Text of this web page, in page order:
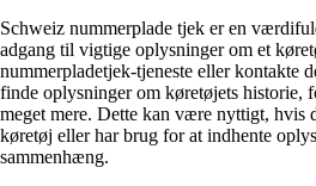
Schweiz nummerplade tjek er en
adgang til vigtige oplysninger om et
nummerpladetjek-tjeneste eller kontakte
finde oplysninger om køretøjets historie,
meget mere. Dette kan være nyttigt, hvis
køretøj eller har brug for at indhente
sammenhæng.